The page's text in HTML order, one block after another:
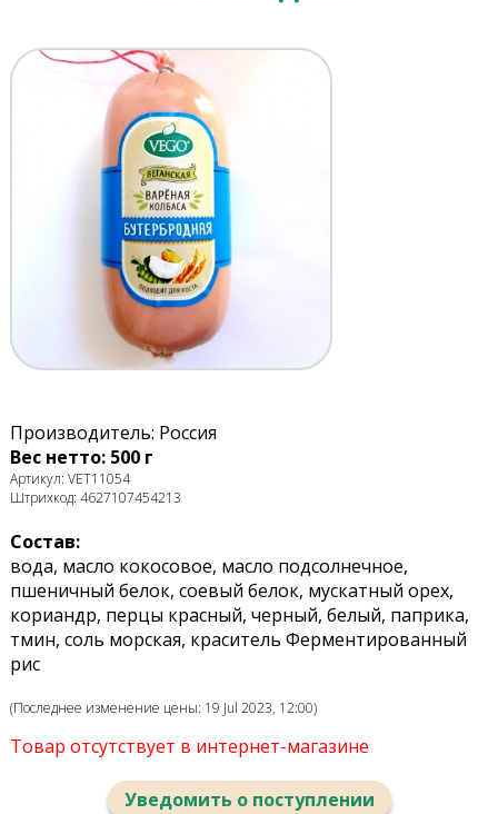
Производитель: Россия
Вес нетто: 500 г
Артикул: VET11054
Штрихкод: 4627107454213
Состав:
вода, масло кокосовое, масло подсолнечное,
пшеничный белок, соевый белок, мускатный орех,
кориандр, перцы красный, черный, белый, паприка,
тмин, соль морская, краситель Ферментированный
рис
(Последнее изменение цены: 19 Jul 2023, 12:00)
Товар отсутствует в интернет-магазине
Уведомить о поступлении